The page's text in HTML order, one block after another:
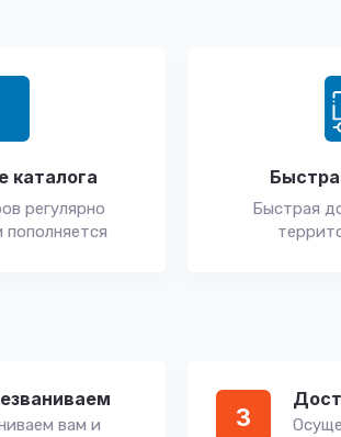
каталога
регулярно
Быстрая
вам и
3